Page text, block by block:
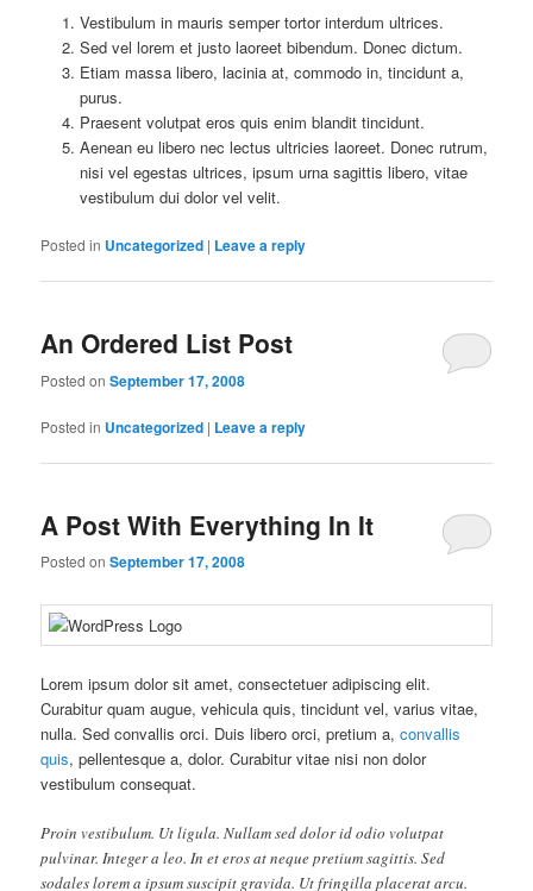
Vestibulum in mauris semper tortor interdum ultrices.
Sed vel lorem et justo laoreet bibendum. Donec dictum.
Etiam massa libero, lacinia at, commodo in, tincidunt a,
purus.
Praesent volutpat eros quis enim blandit tincidunt.
Aenean eu libero nec lectus ultricies laoreet. Donec rutrum,
nisi vel egestas ultrices, ipsum urna sagittis libero, vitae
vestibulum dui dolor vel velit.
Posted in Uncategorized | Leave a reply
An Ordered List Post
Posted onSeptember 17, 2008
Posted in Uncategorized | Leave a reply
A Post With Everything In It
Posted onSeptember 17, 2008
Lorem ipsum dolor sit amet, consectetuer adipiscing elit.
Curabitur quam augue, vehicula quis, tincidunt vel, varius vitae,
nulla. Sed convallis orci. Duis libero orci, pretium a,convallis
quis, pellentesque a, dolor. Curabitur vitae nisi non dolor
vestibulum consequat.
Proin vestibulum. Ut ligula. Nullam sed dolor id odio volutpat
pulvinar. Integer a leo. In et eros at neque pretium sagittis. Sed
sodales lorem a ipsum suscipit gravida. Ut fringilla placerat arcu.